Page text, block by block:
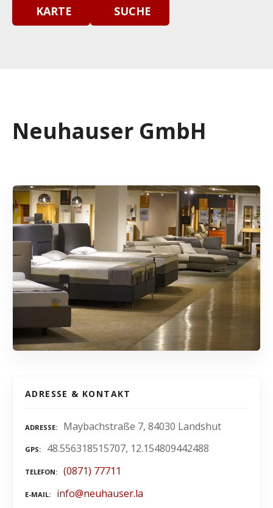
KARTE SUCHE
Neuhauser GmbH
ADRESSE & KONTAKT
ADRESSE Maybachstraße 7, 84030 Landshut
GPS 48.556318515707, 12.154809442488
TELEFON (0871) 77711
E-MAIL info@neuhauser.la